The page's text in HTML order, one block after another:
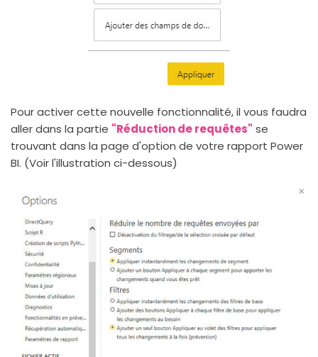
Pour activer cette nouvelle fonctionnalité, il vous faudra
aller dans la partie "Réduction de requêtes" se
trouvant dans la page d'option de votre rapport Power
BI. (Voir l'illustration ci-dessous)